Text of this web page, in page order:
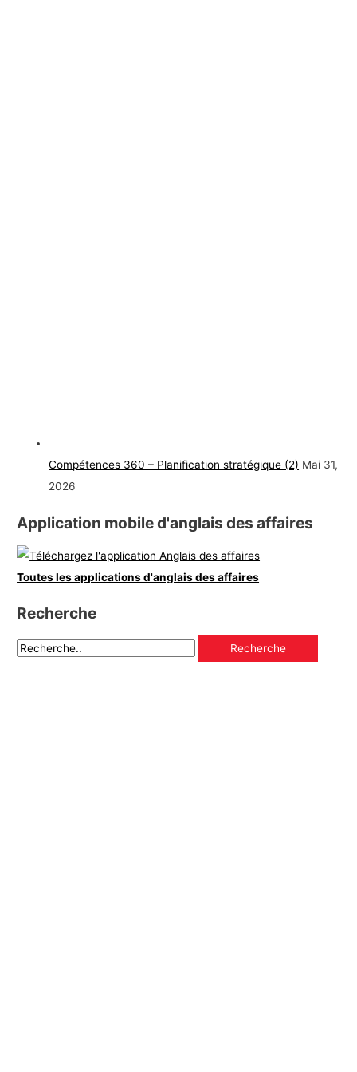
Compétences 360 – Planification stratégique (2) Mai 31,
2026
Application mobile d'anglais des affaires
Toutes les applications d'anglais des affaires
Recherche